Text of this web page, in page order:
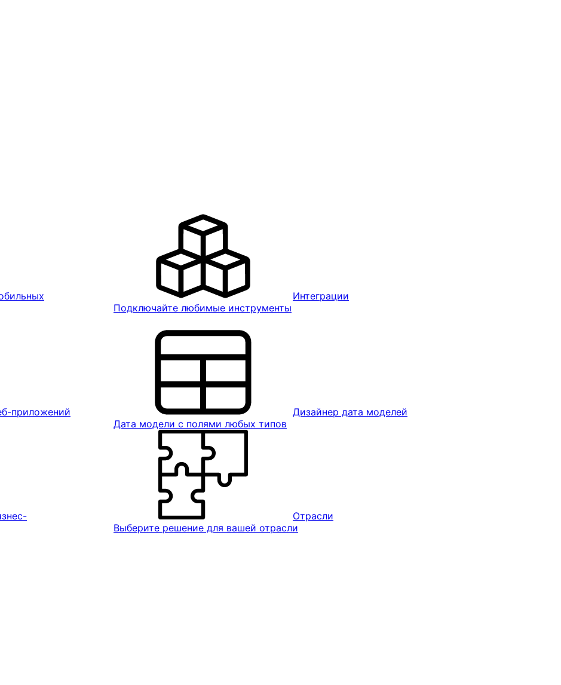
Интеграции
Подключайте любимые инструменты
приложений
Дизайнер дата моделей
Дата модели с полями любых типов
Отрасли
Выберите решение для вашей отрасли